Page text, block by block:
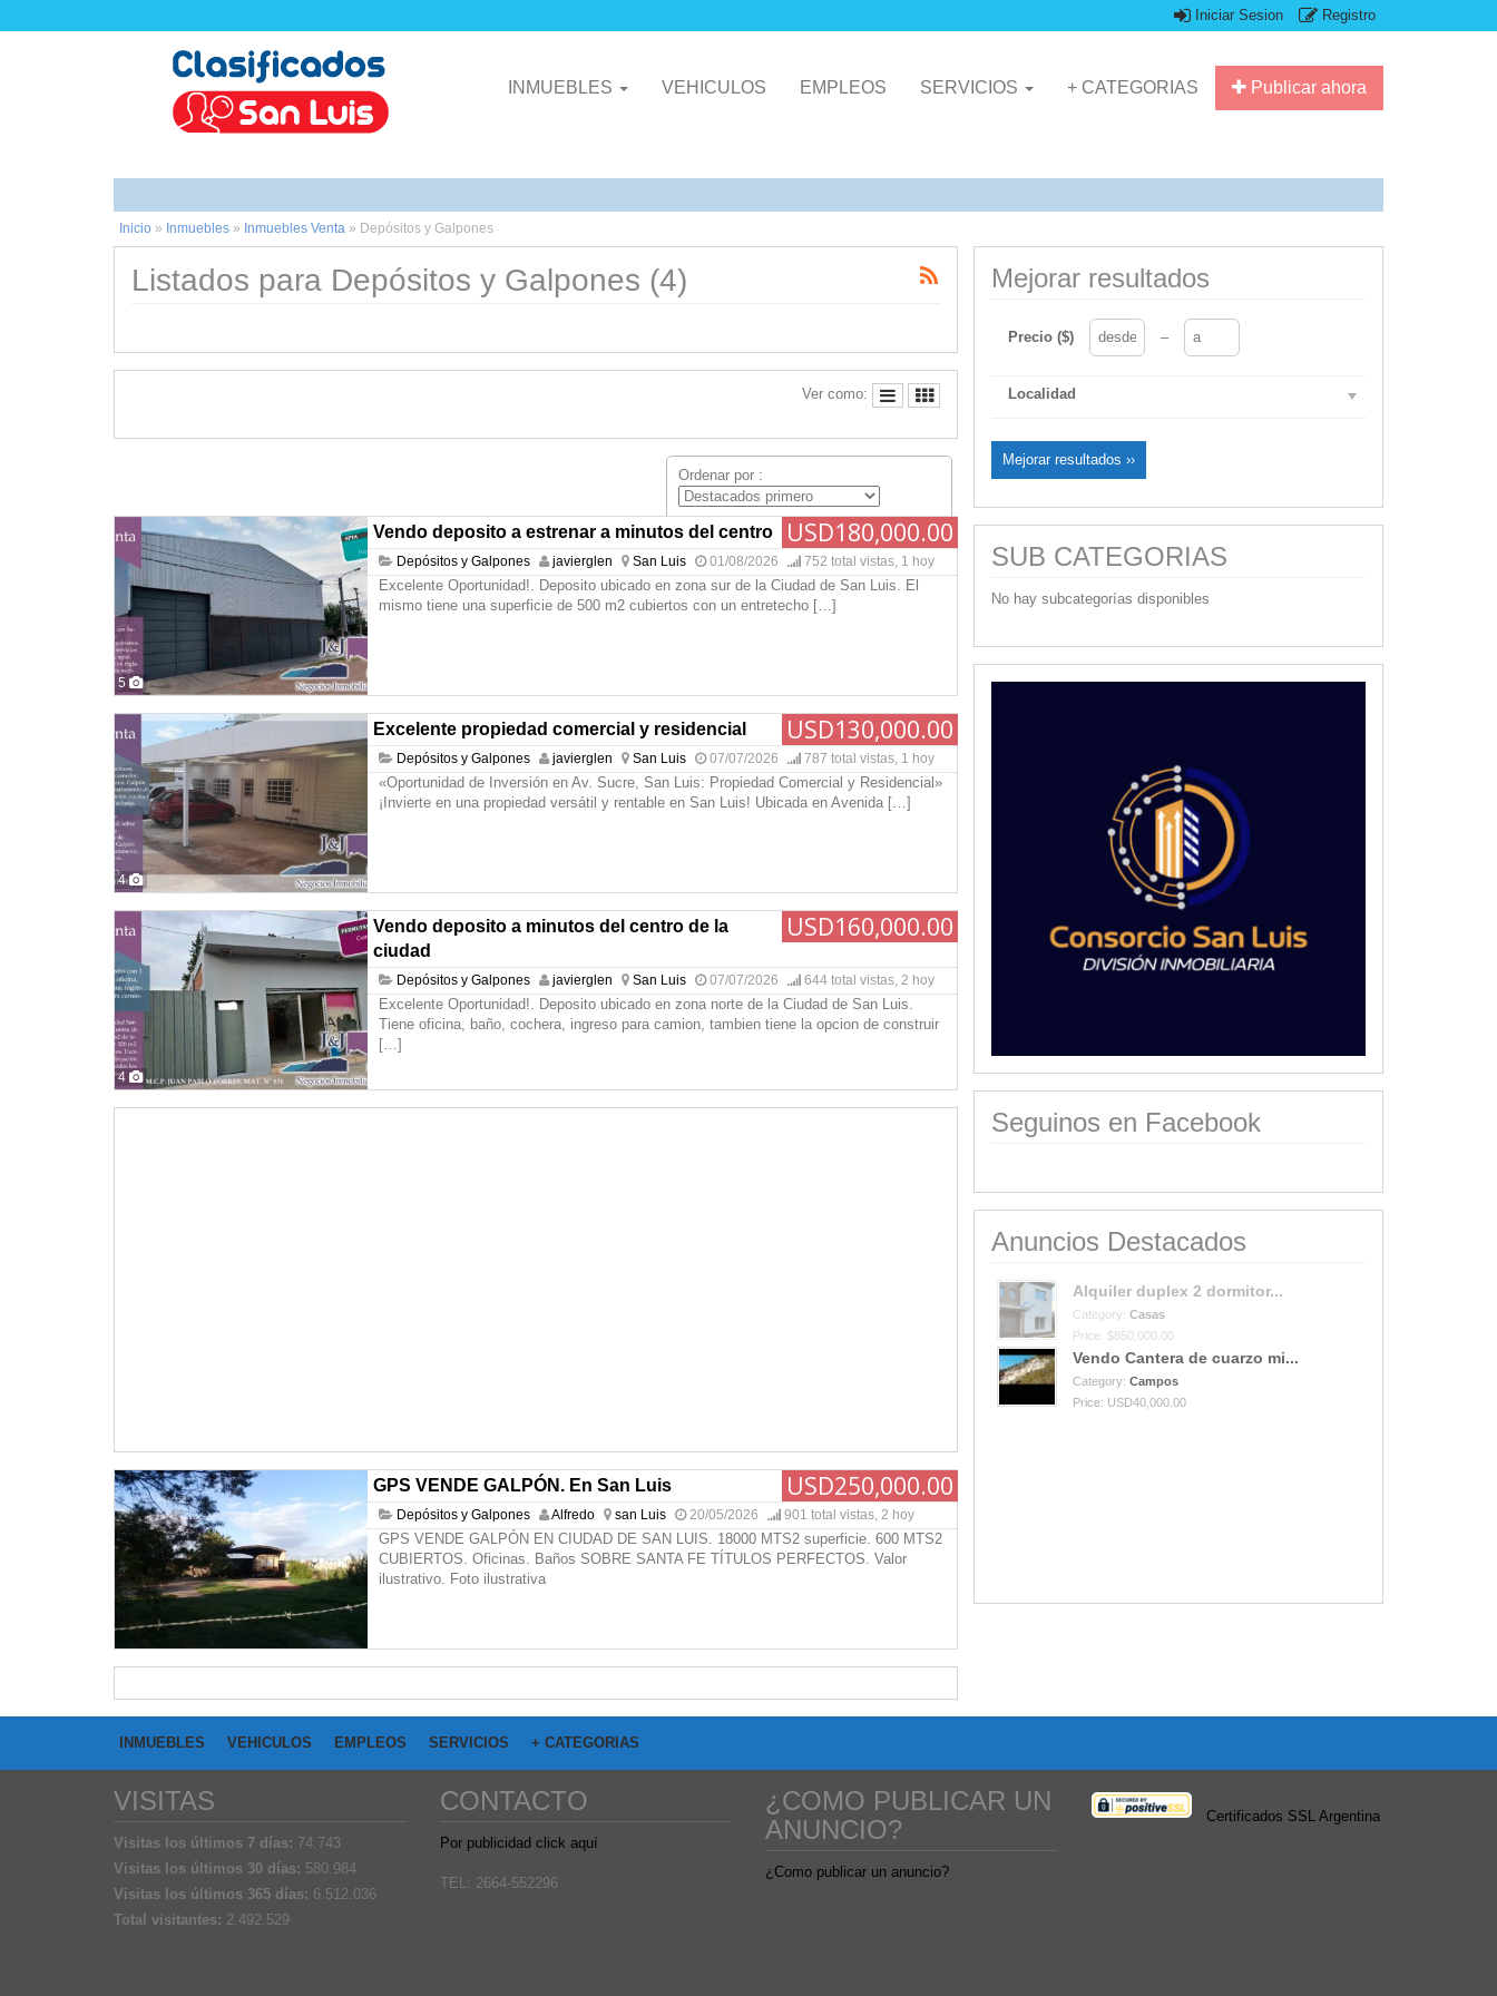
Iniciar Sesion Registro
Publicar ahora
INMUEBLES VEHICULOS EMPLEOS SERVICIOS + CATEGORIAS
Inicio » Inmuebles » Inmuebles Venta » Depósitos y Galpones
Listados para Depósitos y Galpones (4)
Ver como:
Ordenar por :
5
USD180,000.00
Vendo deposito a estrenar a minutos del centro
Depósitos y Galpones javierglen San Luis 01/08/2026 752 total vistas, 1 hoy
Excelente Oportunidad!. Deposito ubicado en zona sur de la Ciudad de San Luis. El
mismo tiene una superficie de 500 m2 cubiertos con un entretecho […]
4
USD130,000.00
Excelente propiedad comercial y residencial
Depósitos y Galpones javierglen San Luis 07/07/2026 787 total vistas, 1 hoy
«Oportunidad de Inversión en Av. Sucre, San Luis: Propiedad Comercial y Residencial»
¡Invierte en una propiedad versátil y rentable en San Luis! Ubicada en Avenida […]
4
USD160,000.00
Vendo deposito a minutos del centro de la
ciudad
Depósitos y Galpones javierglen San Luis 07/07/2026 644 total vistas, 2 hoy
Excelente Oportunidad!. Deposito ubicado en zona norte de la Ciudad de San Luis.
Tiene oficina, baño, cochera, ingreso para camion, tambien tiene la opcion de construir
[…]
USD250,000.00
GPS VENDE GALPÓN. En San Luis
Depósitos y Galpones Alfredo san Luis 20/05/2026 901 total vistas, 2 hoy
GPS VENDE GALPÓN EN CIUDAD DE SAN LUIS. 18000 MTS2 superficie. 600 MTS2
CUBIERTOS. Oficinas. Baños SOBRE SANTA FE TÍTULOS PERFECTOS. Valor
ilustrativo. Foto ilustrativa
Mejorar resultados
Precio ($) –
Localidad
Mejorar resultados ››
SUB CATEGORIAS
No hay subcategorías disponibles
Seguinos en Facebook
Anuncios Destacados
Alquiler duplex 2 dormitor...
Category: Casas
Price: $850,000.00
Vendo Cantera de cuarzo mi...
Category: Campos
Price: USD40,000.00
INMUEBLES VEHICULOS EMPLEOS SERVICIOS + CATEGORIAS
VISITAS
Visitas los últimos 7 días: 74.743
Visitas los últimos 30 días: 580.984
Visitas los últimos 365 días: 6.512.036
Total visitantes: 2.492.529
CONTACTO
Por publicidad click aquí
TEL: 2664-552296
¿COMO PUBLICAR UN
ANUNCIO?
¿Como publicar un anuncio?
Certificados SSL Argentina